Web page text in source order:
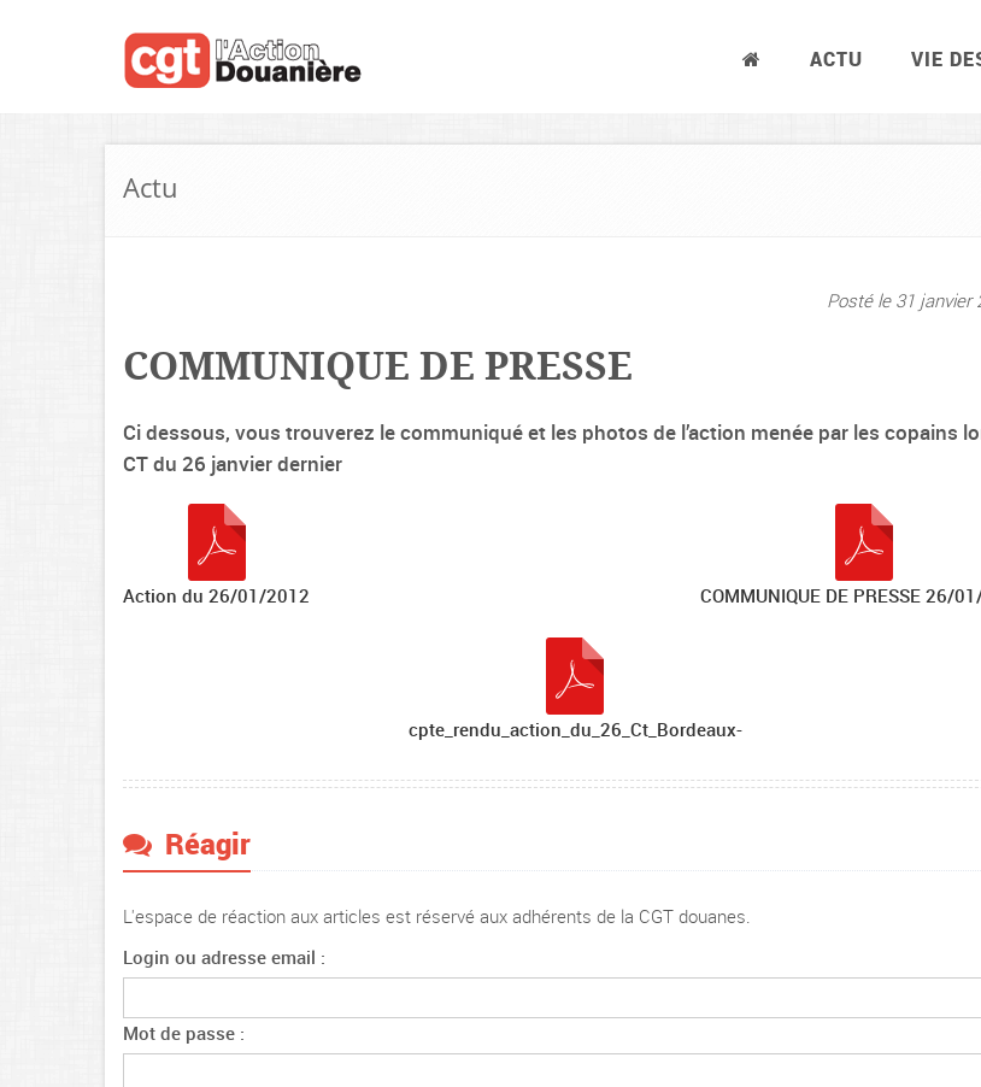
ACTU VIE
Actu
Posté le 31 janvier
COMMUNIQUE DE PRESSE
Ci dessous, vous trouverez le communiqué et les photos de l’action menée par les copains
CT du 26 janvier dernier
Action du 26/01/2012 COMMUNIQUE DE PRESSE 26/
cpte_rendu_action_du_26_Ct_Bordeaux-
Réagir
L'espace de réaction aux articles est réservé aux adhérents de la CGT douanes.
Login ou adresse email :
Mot de passe :